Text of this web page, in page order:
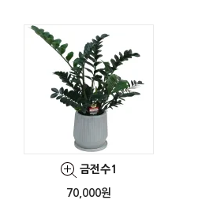
금전수1
70,000원